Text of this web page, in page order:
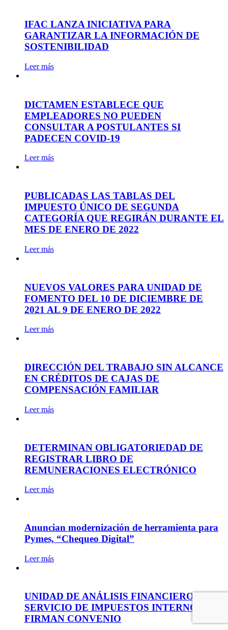
IFAC LANZA INICIATIVA PARA
GARANTIZAR LA INFORMACIÓN DE
SOSTENIBILIDAD
Leer más
DICTAMEN ESTABLECE QUE
EMPLEADORES NO PUEDEN
CONSULTAR A POSTULANTES SI
PADECEN COVID-19
Leer más
PUBLICADAS LAS TABLAS DEL
IMPUESTO ÚNICO DE SEGUNDA
CATEGORÍA QUE REGIRÁN DURANTE EL
MES DE ENERO DE 2022
Leer más
NUEVOS VALORES PARA UNIDAD DE
FOMENTO DEL 10 DE DICIEMBRE DE
2021 AL 9 DE ENERO DE 2022
Leer más
DIRECCIÓN DEL TRABAJO SIN ALCANCE
EN CRÉDITOS DE CAJAS DE
COMPENSACIÓN FAMILIAR
Leer más
DETERMINAN OBLIGATORIEDAD DE
REGISTRAR LIBRO DE
REMUNERACIONES ELECTRÓNICO
Leer más
Anuncian modernización de herramienta para
Pymes, “Chequeo Digital”
Leer más
UNIDAD DE ANÁLISIS FINANCIERO Y EL
SERVICIO DE IMPUESTOS INTERNOS
FIRMAN CONVENIO